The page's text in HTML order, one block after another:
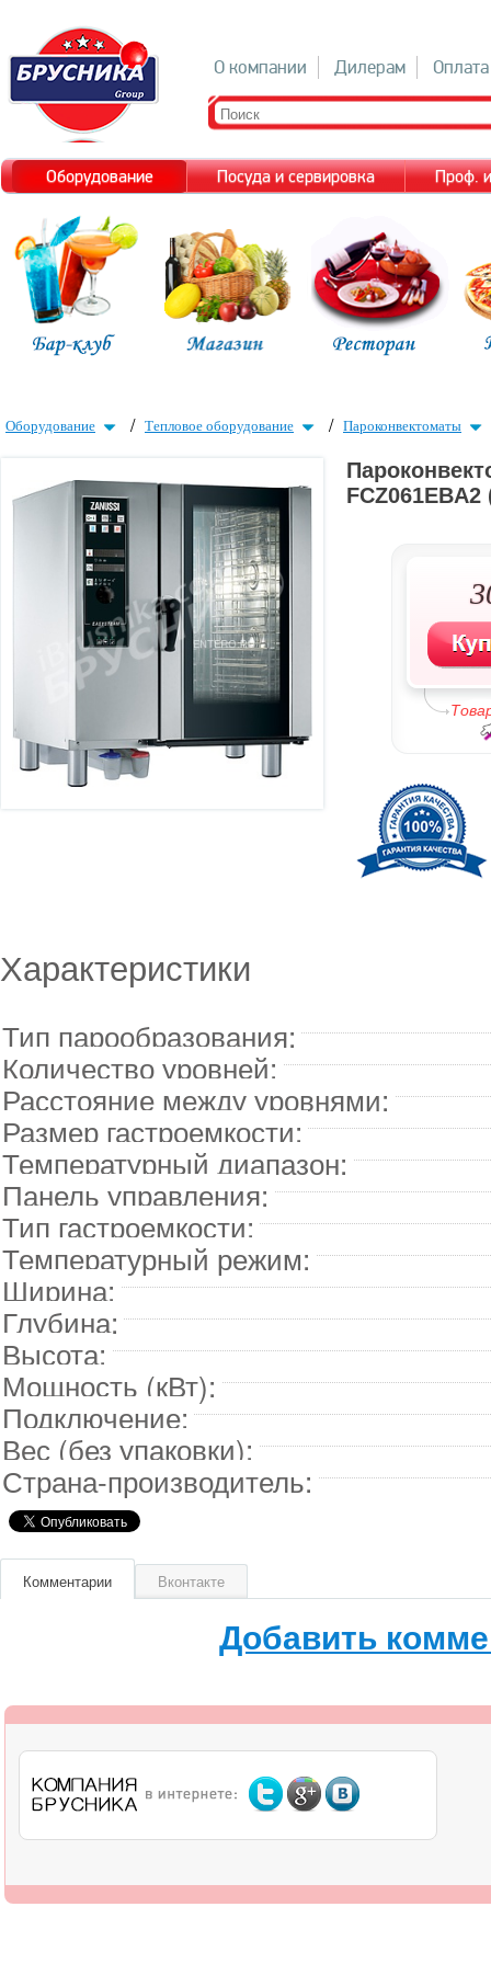
О компании Дилерам Оплата
Оборудование Посуда и сервировка Проф.
Оборудование / Тепловое оборудование / Пароконвектоматы
FCZ061EBA2
Характеристики
Тип парообразования:
Количество уровней:
Расстояние между уровнями:
Размер гастроемкости:
Температурный диапазон:
Панель управления:
Тип гастроемкости:
Температурный режим:
Ширина:
Глубина:
Высота:
Мощность (кВт):
Подключение:
Вес (без упаковки):
Страна-производитель:
Комментарии Вконтакте
Добавить